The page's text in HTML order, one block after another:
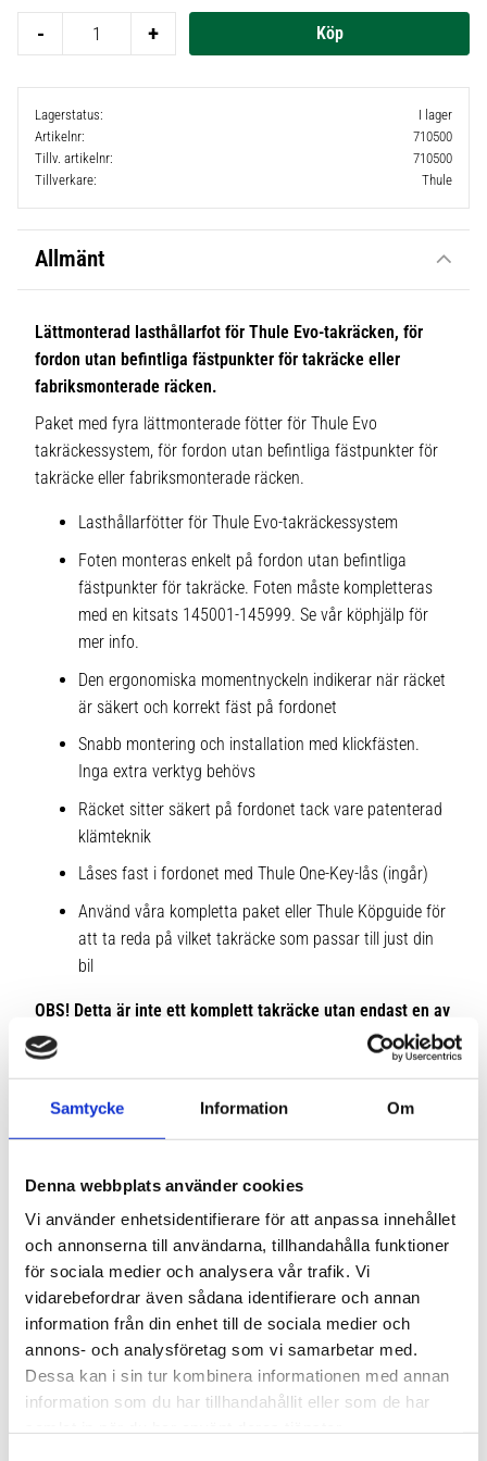
Samtycke Information Om
Denna webbplats använder cookies
Vi använder enhetsidentifierare för att anpassa innehållet
och annonserna till användarna, tillhandahålla funktioner
för sociala medier och analysera vår trafik. Vi
vidarebefordrar även sådana identifierare och annan
information från din enhet till de sociala medier och
annons- och analysföretag som vi samarbetar med.
Dessa kan i sin tur kombinera informationen med annan
information som du har tillhandahållit eller som de har
+
-
Lagerstatus
I lager
Artikelnr
710500
Tillv. artikelnr
710500
Tillverkare
Thule
Allmänt
Lättmonterad lasthållarfot för Thule Evo-takräcken, för
fordon utan befintliga fästpunkter för takräcke eller
fabriksmonterade räcken.
Paket med fyra lättmonterade fötter för Thule Evo
takräckessystem, för fordon utan befintliga fästpunkter för
takräcke eller fabriksmonterade räcken.
Lasthållarfötter för Thule Evo-takräckessystem
Foten monteras enkelt på fordon utan befintliga
fästpunkter för takräcke. Foten måste kompletteras
med en kitsats 145001-145999. Se vår köphjälp för
mer info.
Den ergonomiska momentnyckeln indikerar när räcket
är säkert och korrekt fäst på fordonet
Snabb montering och installation med klickfästen.
Inga extra verktyg behövs
Räcket sitter säkert på fordonet tack vare patenterad
klämteknik
Låses fast i fordonet med Thule One-Key-lås (ingår)
Använd våra kompletta paket eller Thule Köpguide för
att ta reda på vilket takräcke som passar till just din
bil
OBS! Detta är inte ett komplett takräcke utan endast en av
delarna. Vill du beställa ett komplett takräcke, kolla i
menyn efter våra kompletta paket.
De äldre kitsatserna med nummer typ 1000 och 141000
kan skilja sig något från monteringen på just din bil.
Video